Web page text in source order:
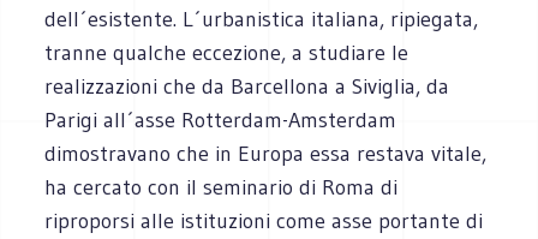
dell´esistente. L´urbanistica italiana, ripiegata,
tranne qualche eccezione, a studiare le
realizzazioni che da Barcellona a Siviglia, da
Parigi all´asse Rotterdam-Amsterdam
dimostravano che in Europa essa restava vitale,
ha cercato con il seminario di Roma di
riproporsi alle istituzioni come asse portante di